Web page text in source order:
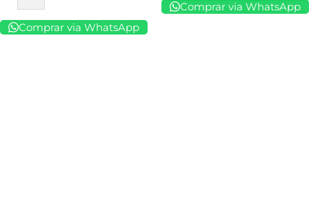
Comprar via WhatsApp
Comprar via WhatsApp